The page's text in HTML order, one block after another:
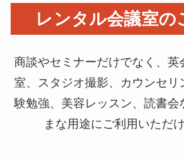
レンタル会議室の
商談やセミナーだけでなく、英
室、スタジオ撮影、カウンセリ
験勉強、美容レッスン、読書会
まな用途にご利用いただけ